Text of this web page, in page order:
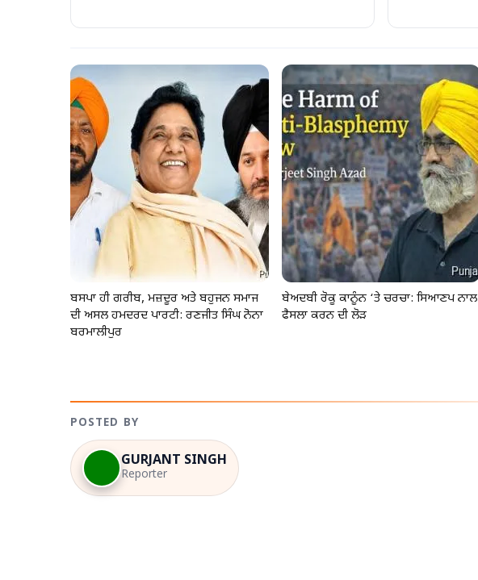
ਬਸਪਾ ਹੀ ਗਰੀਬ, ਮਜ਼ਦੂਰ ਅਤੇ ਬਹੁਜਨ ਸਮਾਜ
ਦੀ ਅਸਲ ਹਮਦਰਦ ਪਾਰਟੀ: ਰਣਜੀਤ ਸਿੰਘ ਨੋਨਾ
ਬਰਮਾਲੀਪੁਰ
ਬੇਅਦਬੀ ਰੋਕੂ ਕਾਨੂੰਨ ‘ਤੇ ਚਰਚਾ: ਸਿਆਣਪ ਨਾਲ
ਫੈਸਲਾ ਕਰਨ ਦੀ ਲੋੜ
POSTED BY
GURJANT SINGH
Reporter